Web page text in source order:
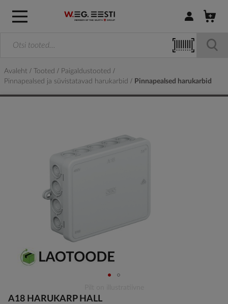
Logi sisse /
Avaleht Tooted
Paigaldustooted
Pinnapealsed ja süvistatavad harukarbid
Pinnapealsed harukarbid
to
A18 HARUKARP HALL